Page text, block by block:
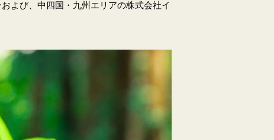
よび、中四国・九州エリアの株式会社イ